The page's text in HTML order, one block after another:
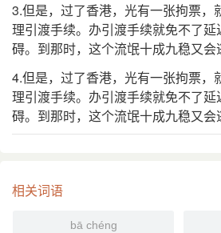
3.但是，过了香港，光有一张拘票，
理引渡手续。办引渡手续就免不了延
碍。到那时，这个流氓十成九稳又会
4.但是，过了香港，光有一张拘票，
理引渡手续。办引渡手续就免不了延
碍。到那时，这个流氓十成九稳又会
相关词语
bā chéng